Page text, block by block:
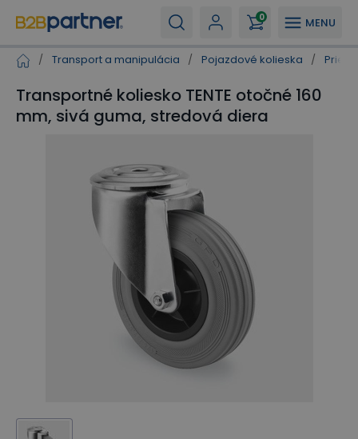
MENU
0
/ Transport a manipulácia / Pojazdové kolieska /
Transportné koliesko TENTE otočné 160
mm, sivá guma, stredová diera